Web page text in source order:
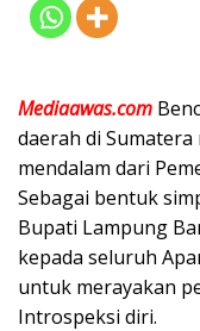
Mediaawas.com
daerah di
mendalam dari
Sebagai bentuk
Bupati Lampung
kepada seluruh
untuk merayakan
Introspeksi diri.